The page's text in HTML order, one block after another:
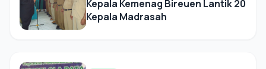
Kepala Kemenag Bireuen Lantik 20
Kepala Madrasah